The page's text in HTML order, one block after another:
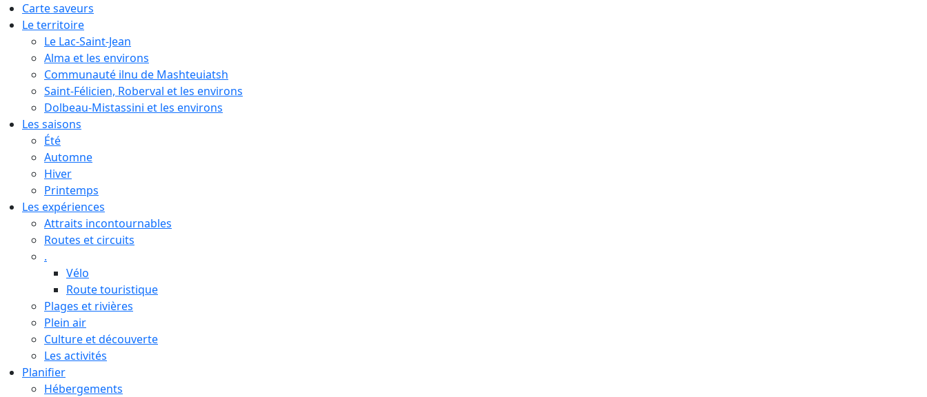
Carte saveurs
Le territoire
Le Lac-Saint-Jean
Alma et les environs
Communauté ilnu de Mashteuiatsh
Saint-Félicien, Roberval et les environs
Dolbeau-Mistassini et les environs
Les saisons
Été
Automne
Hiver
Printemps
Les expériences
Attraits incontournables
Routes et circuits
.
Vélo
Route touristique
Plages et rivières
Plein air
Culture et découverte
Les activités
Planifier
Hébergements